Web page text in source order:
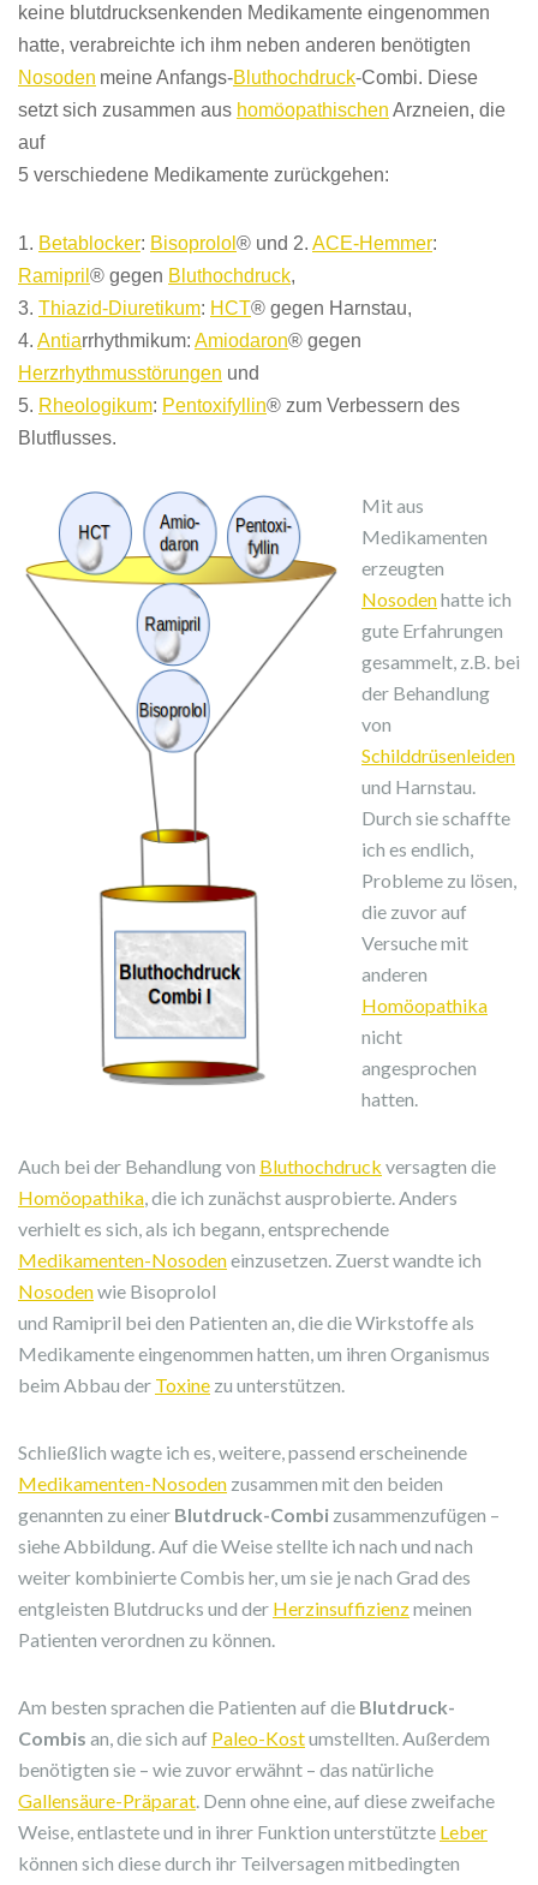
keine blutdrucksenkenden Medikamente eingenommen
hatte, verabreichte ich ihm neben anderen benötigten
Nosoden meine Anfangs-Bluthochdruck-Combi. Diese
setzt sich zusammen aus homöopathischen Arzneien, die
auf
5 verschiedene Medikamente zurückgehen:
1. Betablocker: Bisoprolol ® und 2. ACE-Hemmer:
Ramipril ® gegen Bluthochdruck,
3. Thiazid-Diuretikum: HCT® gegen Harnstau,
4. Antiarrhythmikum: Amiodaron® gegen
Herzrhythmusstörungen und
5. Rheologikum: Pentoxifyllin® zum Verbessern des
Blutflusses.
Mit aus
Medikamenten
erzeugten
Nosodenhatte ich
gute Erfahrungen
gesammelt, z.B. bei
der Behandlung
von
Schilddrüsenleiden
und Harnstau.
Durch sie schaffte
ich es endlich,
Probleme zu lösen,
die zuvor auf
Versuche mit
anderen
Homöopathika
nicht
angesprochen
hatten.
Auch bei der Behandlung von Bluthochdruck versagten die
Homöopathika , die ich zunächst ausprobierte. Anders
verhielt es sich, als ich begann, entsprechende
Medikamenten-Nosodeneinzusetzen. Zuerst wandte ich
Nosodenwie Bisoprolol
und Ramipril bei den Patienten an, die die Wirkstoffe als
Medikamente eingenommen hatten, um ihren Organismus
beim Abbau der Toxine zu unterstützen.
Schließlich wagte ich es, weitere, passend erscheinende
Medikamenten-Nosoden zusammen mit den beiden
genannten zu einer Blutdruck-Combi zusammenzufügen –
siehe Abbildung. Auf die Weise stellte ich nach und nach
weiter kombinierte Combis her, um sie je nach Grad des
entgleisten Blutdrucks und der Herzinsuffizienzmeinen
Patienten verordnen zu können.
Am besten sprachen die Patienten auf die Blutdruck-
Combis an, die sich auf Paleo-Kostumstellten. Außerdem
benötigten sie – wie zuvor erwähnt – das natürliche
Gallensäure-Präparat . Denn ohne eine, auf diese zweifache
Weise, entlastete und in ihrer Funktion unterstützte Leber
können sich diese durch ihr Teilversagen mitbedingten